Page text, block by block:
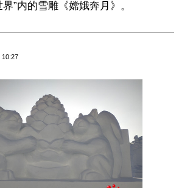
”内的雪雕《嫦娥奔月》。
10:27